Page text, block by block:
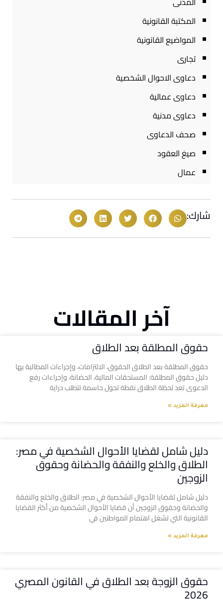
المكتبة القانونية
المواضيع القانونية
تجارى
دعاوى الاحوال الشخصية
دعاوى عمالية
دعاوى مدنية
صحف الدعاوى
صيغ العقود
عمال
شارك:
آخر المقالات
حقوق المطلقة بعد الطلاق
حقوق المطلقة بعد الطلاق الحقوق، الالتزامات، وإجراءات المطالبة بها
دليل حقوق المطلقة: المستحقات المالية، الحضانة، وإجراءات رفع
الدعوى تعد لحظة الطلاق نقطة تحول حاسمة تتطلب دراية
معرفة المزيد »
دليل شامل لقضايا الأحوال الشخصية في مصر:
الطلاق والخلع والنفقة والحضانة وحقوق
الزوجين
دليل شامل لقضايا الأحوال الشخصية في مصر: الطلاق والخلع والنفقة
والحضانة وحقوق الزوجين أن قضايا الأحوال الشخصية من أكثر القضايا
القانونية التي تشغل اهتمام المواطنين في
معرفة المزيد »
حقوق الزوجة بعد الطلاق في القانون المصري
2026